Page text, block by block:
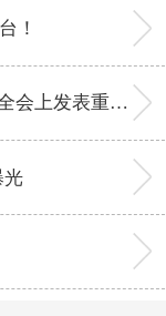
！
习近平主席在二十届中央纪委五次全会上发表重要讲话
光